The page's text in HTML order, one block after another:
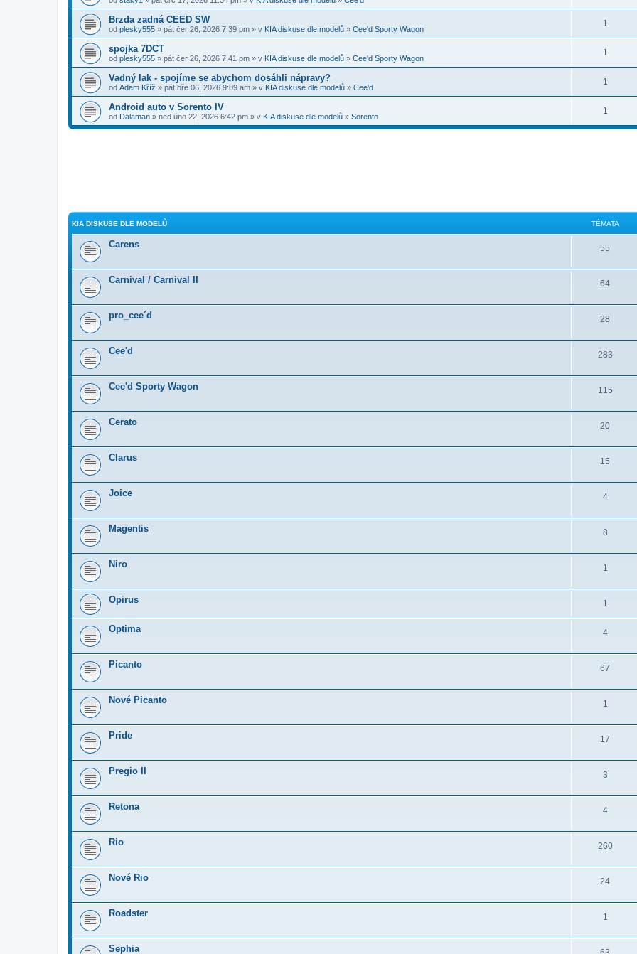
Brzda zadná CEED SW
od plesky555 » pát čer 26, 2026 7:39 pm » v KIA diskuse dle modelů » Cee'd Sporty Wagon
1
spojka 7DCT
od plesky555 » pát čer 26, 2026 7:41 pm » v KIA diskuse dle modelů » Cee'd Sporty Wagon
1
Vadný lak - spojíme se abychom dosáhli nápravy?
od Adam Kříž » pát bře 06, 2026 9:09 am » v KIA diskuse dle modelů » Cee'd
1
Android auto v Sorento IV
od Dalaman » ned úno 22, 2026 6:42 pm » v KIA diskuse dle modelů » Sorento
1
KIA DISKUSE DLE MODELŮ TÉMATA
Carens 55
Carnival / Carnival II 64
pro_cee´d 28
Cee'd 283
Cee'd Sporty Wagon 115
Cerato 20
Clarus 15
Joice 4
Magentis 8
Niro 1
Opirus 1
Optima 4
Picanto 67
Nové Picanto 1
Pride 17
Pregio II 3
Retona 4
Rio 260
Nové Rio 24
Roadster 1
Sephia